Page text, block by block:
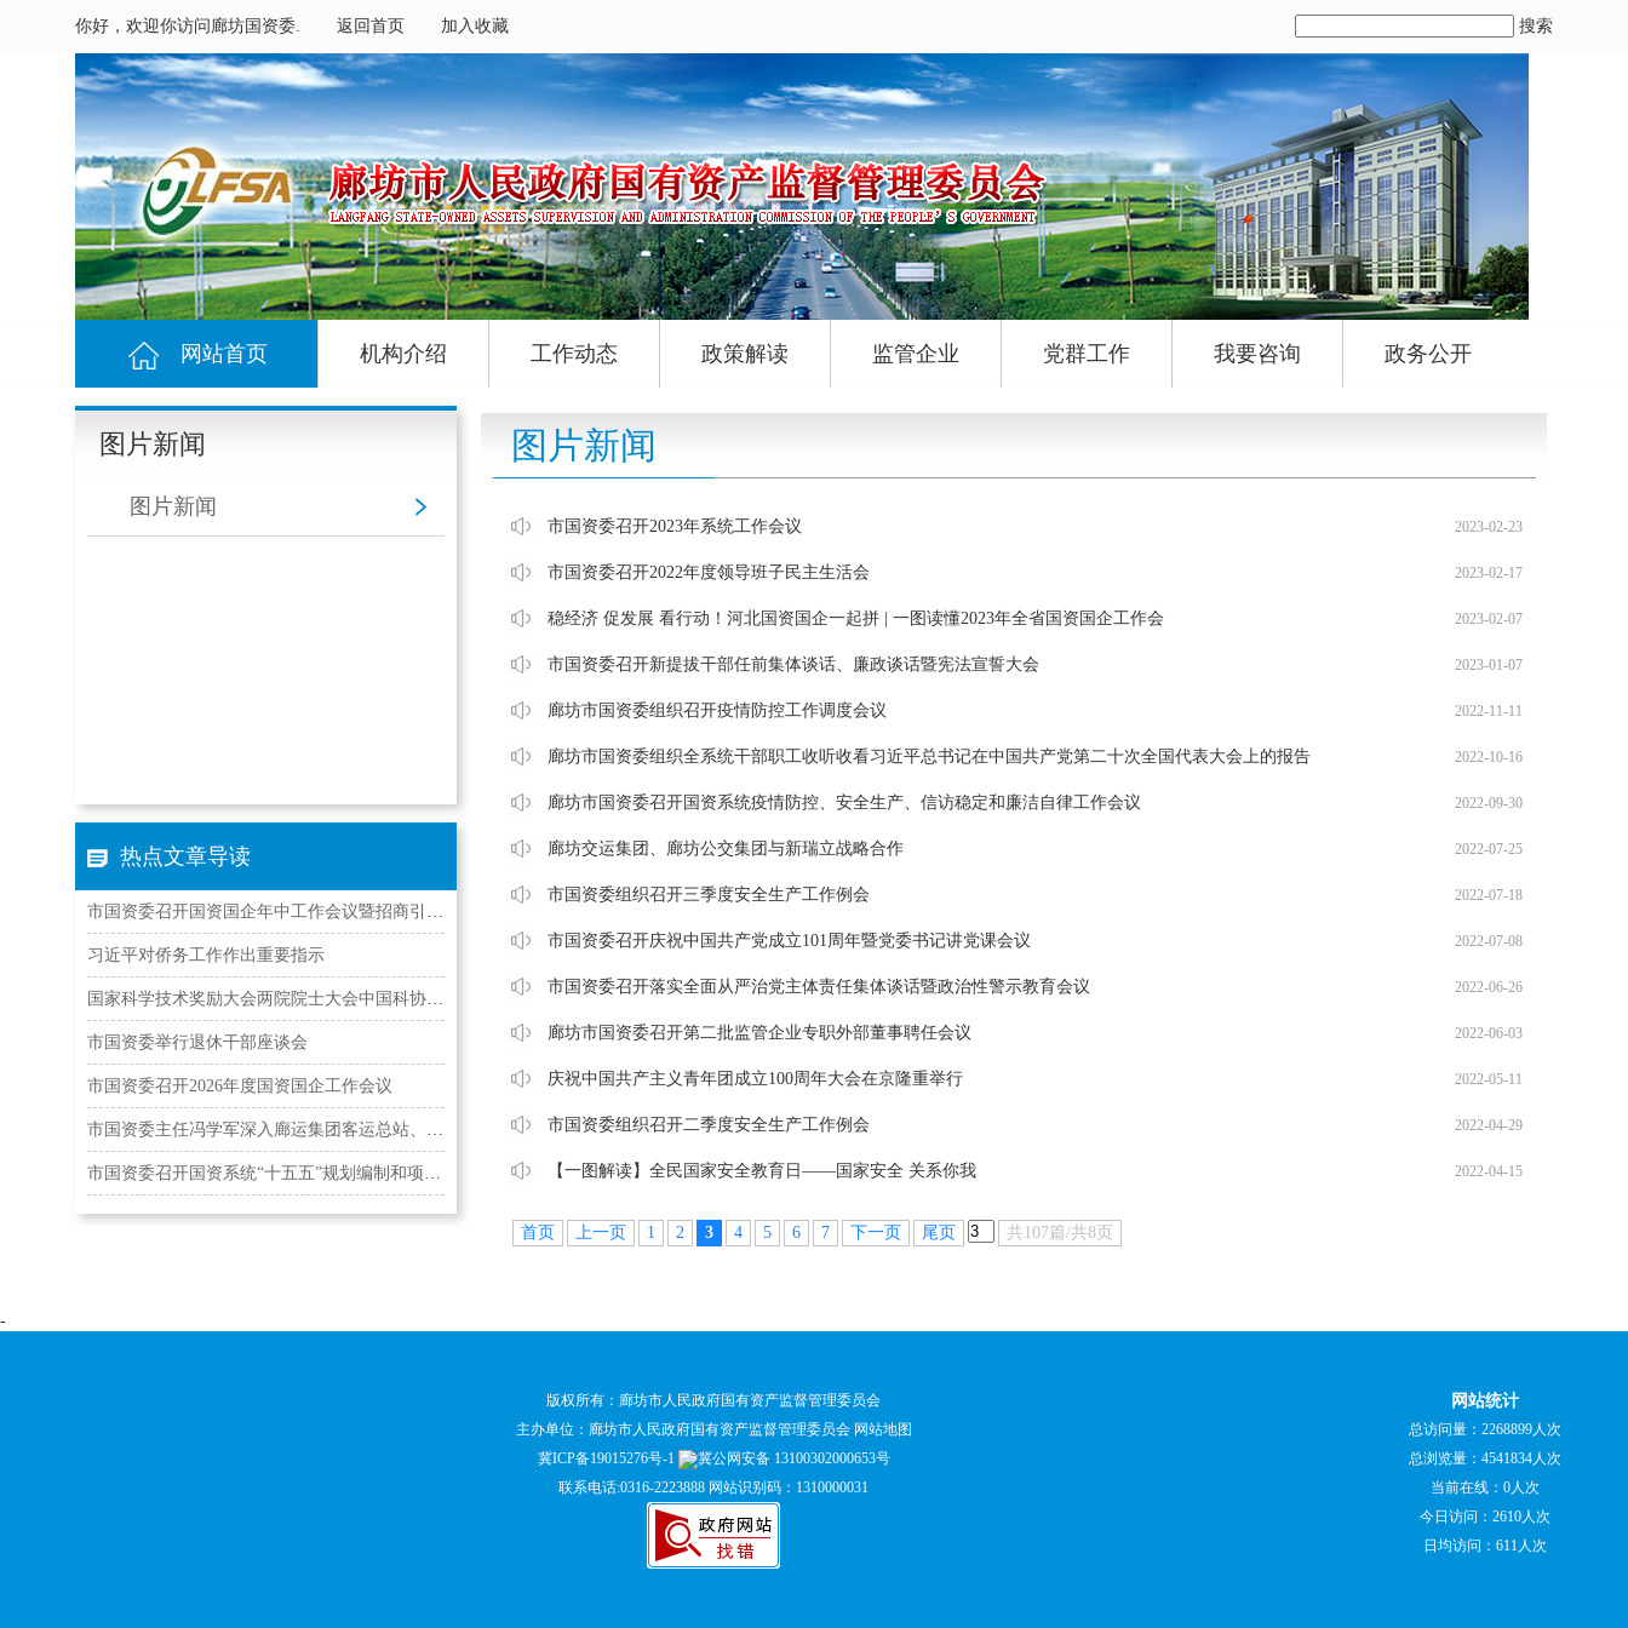
搜索
你好，欢迎你访问廊坊国资委. 返回首页 加入收藏
网站首页 机构介绍 工作动态 政策解读 监管企业 党群工作 我要咨询 政务公开
图片新闻
图片新闻
热点文章导读
市国资委召开国资国企年中工作会议暨招商引资项目建…
习近平对侨务工作作出重要指示
国家科学技术奖励大会两院院士大会中国科协第十一次…
市国资委举行退休干部座谈会
市国资委召开2026年度国资国企工作会议
市国资委主任冯学军深入廊运集团客运总站、公交集团…
市国资委召开国资系统“十五五”规划编制和项目建设…
图片新闻
2023-02-23
市国资委召开2023年系统工作会议
2023-02-17
市国资委召开2022年度领导班子民主生活会
2023-02-07
稳经济 促发展 看行动！河北国资国企一起拼 | 一图读懂2023年全省国资国企工作会
2023-01-07
市国资委召开新提拔干部任前集体谈话、廉政谈话暨宪法宣誓大会
2022-11-11
廊坊市国资委组织召开疫情防控工作调度会议
2022-10-16
廊坊市国资委组织全系统干部职工收听收看习近平总书记在中国共产党第二十次全国代表大会上的报告
2022-09-30
廊坊市国资委召开国资系统疫情防控、安全生产、信访稳定和廉洁自律工作会议
2022-07-25
廊坊交运集团、廊坊公交集团与新瑞立战略合作
2022-07-18
市国资委组织召开三季度安全生产工作例会
2022-07-08
市国资委召开庆祝中国共产党成立101周年暨党委书记讲党课会议
2022-06-26
市国资委召开落实全面从严治党主体责任集体谈话暨政治性警示教育会议
2022-06-03
廊坊市国资委召开第二批监管企业专职外部董事聘任会议
2022-05-11
庆祝中国共产主义青年团成立100周年大会在京隆重举行
2022-04-29
市国资委组织召开二季度安全生产工作例会
2022-04-15
【一图解读】全民国家安全教育日——国家安全 关系你我
首页 上一页 1 2 3 4 5 6 7 下一页 尾页 共107篇/共8页
-
版权所有：廊坊市人民政府国有资产监督管理委员会
主办单位：廊坊市人民政府国有资产监督管理委员会 网站地图
冀ICP备19015276号-1
冀公网安备 13100302000653号
联系电话:0316-2223888 网站识别码：1310000031
网站统计
总访问量：2268899人次
总浏览量：4541834人次
当前在线：0人次
今日访问：2610人次
日均访问：611人次